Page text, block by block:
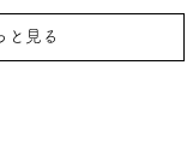
と見る